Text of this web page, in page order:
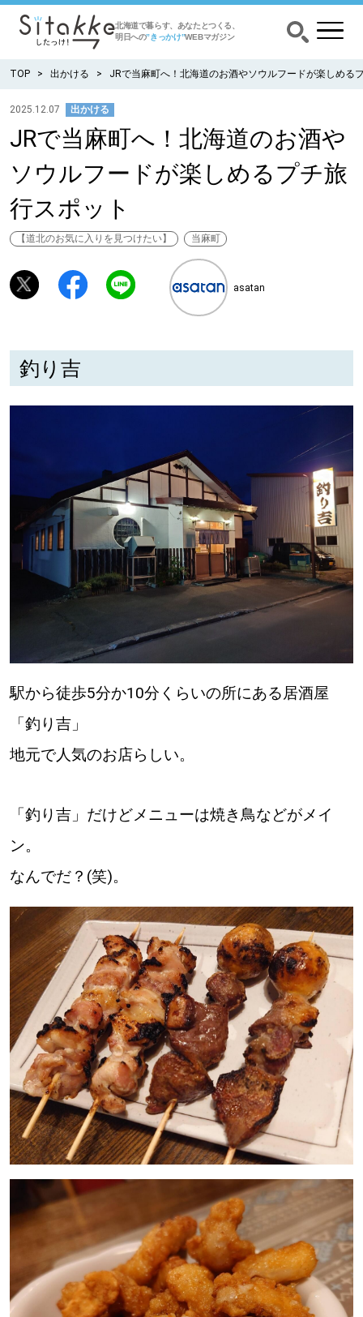
北海道で暮らす、あなたとつくる、
明日への”きっかけ”WEBマガジン
CATEGORY カテゴリー
食べる
出かける
暮らす
育む
深める
SitakkeTV
LOCAL ローカルエリア
道南
道東
【いろんな価値観や生き方に触れたい】
Sitakke編集部 IKU
【暮らしの知恵を身につけたい】
【まったり楽しみたい】 札幌市
【札幌のお気に入りを見つけたい】
【道央のお気に入りを見つけたい】
【道東のお気に入りを見つけたい】
TOP 出かける JRで当麻町へ！北海道のお酒やソウルフードが楽しめる
2025.12.07 出かける
JRで当麻町へ！北海道のお酒や
ソウルフードが楽しめるプチ旅
行スポット
【道北のお気に入りを見つけたい】 当麻町
asatan
釣り吉
駅から徒歩5分か10分くらいの所にある居酒屋
「釣り吉」
地元で人気のお店らしい。
「釣り吉」だけどメニューは焼き鳥などがメイ
ン。
なんでだ？(笑)。